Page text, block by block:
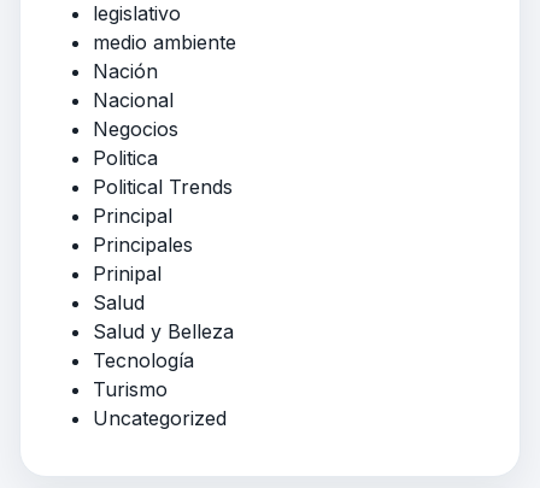
legislativo
medio ambiente
Nación
Nacional
Negocios
Politica
Political Trends
Principal
Principales
Prinipal
Salud
Salud y Belleza
Tecnología
Turismo
Uncategorized